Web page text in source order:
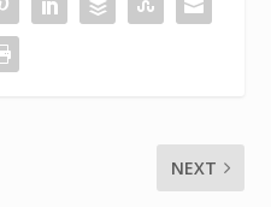
NEXT